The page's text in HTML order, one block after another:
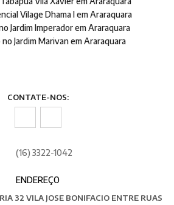
Vilage Dhama I em Araraquara
Jardim Imperador em Araraquara
Jardim Marivan em Araraquara
CONTATE-NOS:
(16) 3322-1042
ENDEREÇO
32 VILA JOSE BONIFACIO ENTRE RUAS